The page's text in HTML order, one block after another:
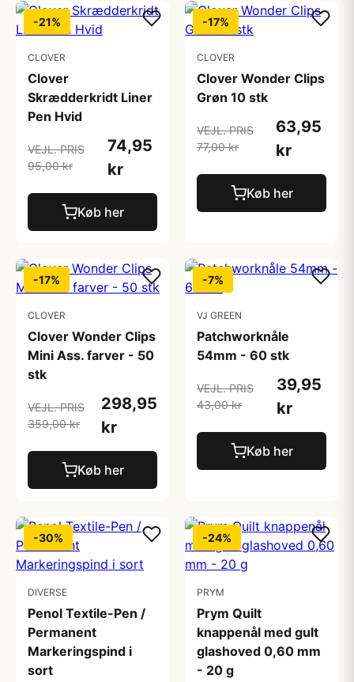
-21%
CLOVER
Clover
Skrædderkridt Liner
Pen Hvid
VEJL. PRIS
95,00 kr
74,95
kr
Køb her
-17%
CLOVER
Clover Wonder Clips
Grøn 10 stk
VEJL. PRIS
77,00 kr
63,95
kr
Køb her
-17%
CLOVER
Clover Wonder Clips
Mini Ass. farver - 50
stk
VEJL. PRIS
359,00 kr
298,95
kr
Køb her
-7%
VJ GREEN
Patchworknåle
54mm - 60 stk
VEJL. PRIS
43,00 kr
39,95
kr
Køb her
-30%
DIVERSE
Penol Textile-Pen /
Permanent
Markeringspind i
sort
-24%
PRYM
Prym Quilt
knappenål med gult
glashoved 0,60 mm
- 20 g